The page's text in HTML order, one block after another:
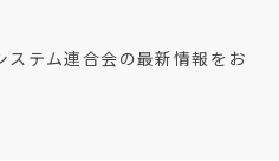
ステム連合会の最新情報をお